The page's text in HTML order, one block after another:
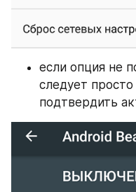
если опция не
следует
подтвердить